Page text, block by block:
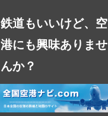
鉄道もいいけど、空
港にも興味ありませ
んか？